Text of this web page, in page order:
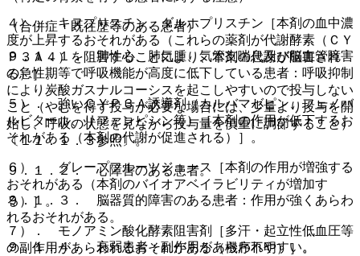
４）． キヌプリスチン、ダルホプリスチン［本剤の血中濃
度が上昇するおそれがある（これらの薬剤が代謝酵素（ＣＹ
Ｐ３Ａ４）を阻害することにより、本剤の代謝が阻害され
る）］。
５）． 強いＣＹＰ３Ａ誘導剤（カルバマゼピン、フェノバ
ルビタール、リファンピシン等）［本剤の作用が低下するお
それがある（本剤の代謝が促進される）］。
６）． グレープフルーツジュース［本剤の作用が増強する
おそれがある（本剤のバイオアベイラビリティが増加す
る）］。
７）． モノアミン酸化酵素阻害剤［多汗・起立性低血圧等
の副作用があらわれるおそれがある（機序不明）］。
（合併症・既往歴等のある患者）
９．１．１． 肺性心、肺気腫、気管支喘息及び脳血管障害
の急性期等で呼吸機能が高度に低下している患者：呼吸抑制
により炭酸ガスナルコーシスを起こしやすいので投与しない
こと（やむを得ず投与が必要な場合には、少量より投与を開
始し、呼吸の状態を見ながら投与量を慎重に調節すること）
〔１１．１．３参照〕。
９．１．２． 心障害のある患者。
９．１．３． 脳器質的障害のある患者：作用が強くあらわ
れるおそれがある。
９．１．４． 衰弱患者：副作用があらわれやすい。